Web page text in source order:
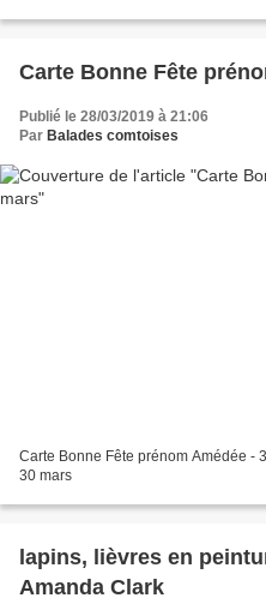
Carte Bonne Fête
Publié le 28/03/2019 à 21:06
Par Balades comtoises
Carte Bonne Fête prénom Amédée -
30 mars
lapins, lièvres en
Amanda Clark